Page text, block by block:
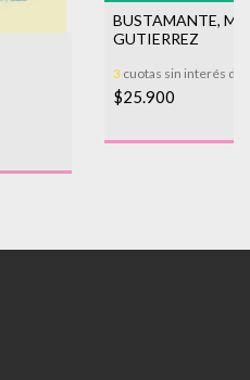
BUSTAMANTE,
GUTIERREZ
3cuotas sin interés de
$25.900